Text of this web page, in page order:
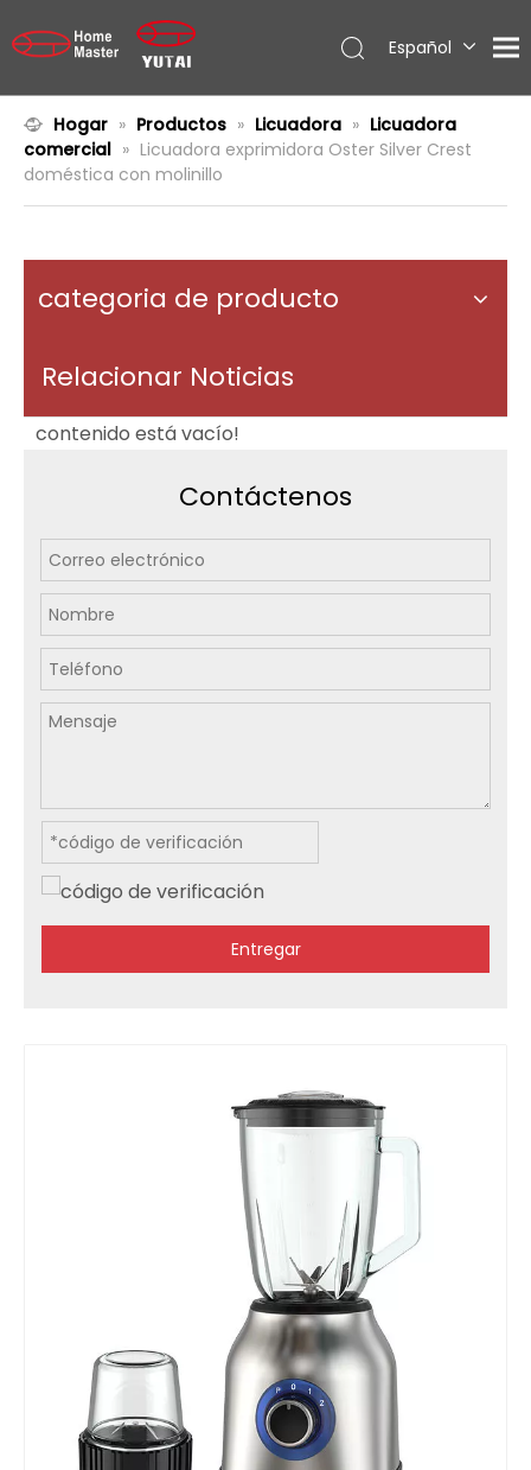
Español
العربية
Français
Hogar » Productos » Licuadora » Licuadora
comercial » Licuadora exprimidora Oster Silver Crest
doméstica con molinillo
categoria de producto
Relacionar Noticias
contenido está vacío!
Contáctenos
Entregar